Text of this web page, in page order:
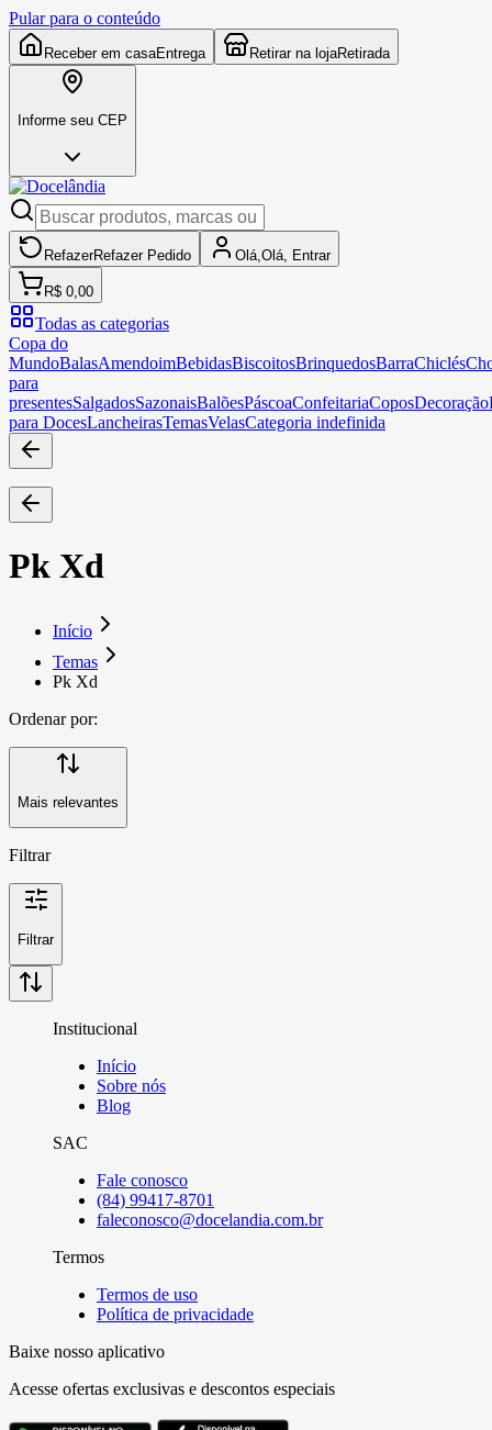
Pular para o conteúdo
Receber em casaEntrega Retirar na lojaRetirada
Informe seu CEP
RefazerRefazer Pedido Olá, Olá, Entrar
R$ 0,00
Todas as categorias
Copa do
MundoBalasAmendoimBebidasBiscoitosBrinquedosBarraChiclés
para
presentesSalgadosSazonaisBalõesPáscoaConfeitariaCoposDecoração
para DocesLancheirasTemasVelasCategoria indefinida
Pk Xd
Início
Temas
Pk Xd
Ordenar por:
Mais relevantes
Filtrar
Filtrar
Institucional
Início
Sobre nós
Blog
SAC
Fale conosco
(84) 99417-8701
faleconosco@docelandia.com.br
Termos
Termos de uso
Política de privacidade
Baixe nosso aplicativo
Acesse ofertas exclusivas e descontos especiais